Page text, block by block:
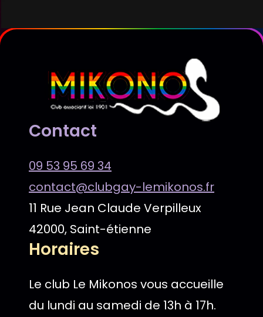
Contact
09 53 95 69 34
contact@clubgay-lemikonos.fr
11 Rue Jean Claude Verpilleux
42000, Saint-étienne
Horaires
Le club Le Mikonos vous accueille
du lundi au samedi de 13h à 17h.